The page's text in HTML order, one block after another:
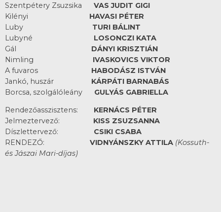
Szentpétery Zsuzsika VAS JUDIT GIGI
Kilényi
HAVASI PÉTER
Luby TURI BÁLINT
Lubyné LOSONCZI KATA
Gál DÁNYI KRISZTIÁN
Nimling
IVASKOVICS VIKTOR
A fuvaros HABODÁSZ ISTVÁN
Jankó, huszár KÁRPÁTI BARNABÁS
Borcsa, szolgálóleány GULYÁS GABRIELLA
Rendezőasszisztens: KERNÁCS PÉTER
Jelmeztervező: KISS ZSUZSANNA
Díszlettervező: CSIKI CSABA
RENDEZŐ: VIDNYÁNSZKY ATTILA (Kossuth-
és Jászai Mari-díjas)